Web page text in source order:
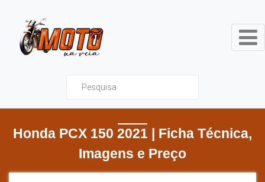
Moto na Veia - Tudo que
Honda PCX 150 2021 | Ficha Técnica,
Imagens e Preço